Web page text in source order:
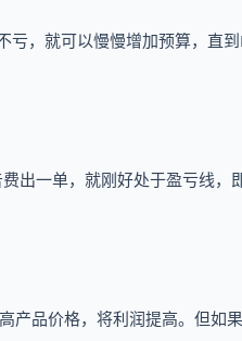
亏，就可以慢慢增加预算，直到
出一单，就刚好处于盈亏线，
产品价格，将利润提高。但如